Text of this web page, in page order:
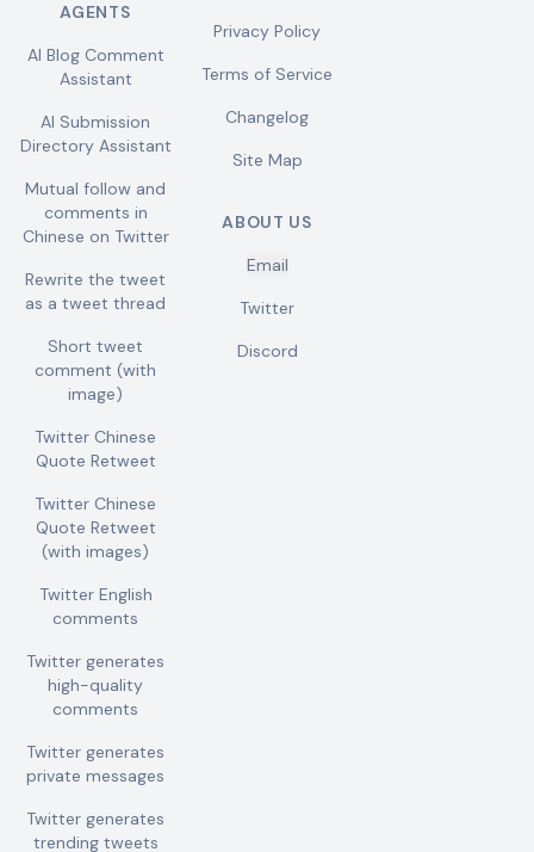
AGENTS
AI Blog Comment
Assistant
AI Submission
Directory Assistant
Mutual follow and
comments in
Chinese on Twitter
Rewrite the tweet
as a tweet thread
Short tweet
comment (with
image)
Twitter Chinese
Quote Retweet
Twitter Chinese
Quote Retweet
(with images)
Twitter English
comments
Twitter generates
high-quality
comments
Twitter generates
private messages
Twitter generates
trending tweets
Privacy Policy
Terms of Service
Changelog
Site Map
ABOUT US
Email
Twitter
Discord